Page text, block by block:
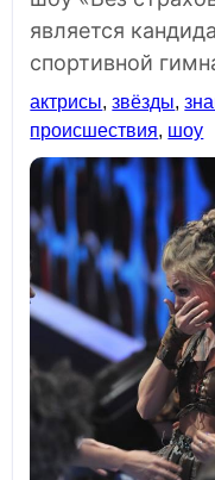
является
спортивной
актрисы,звёзды,
происшествия, шоу